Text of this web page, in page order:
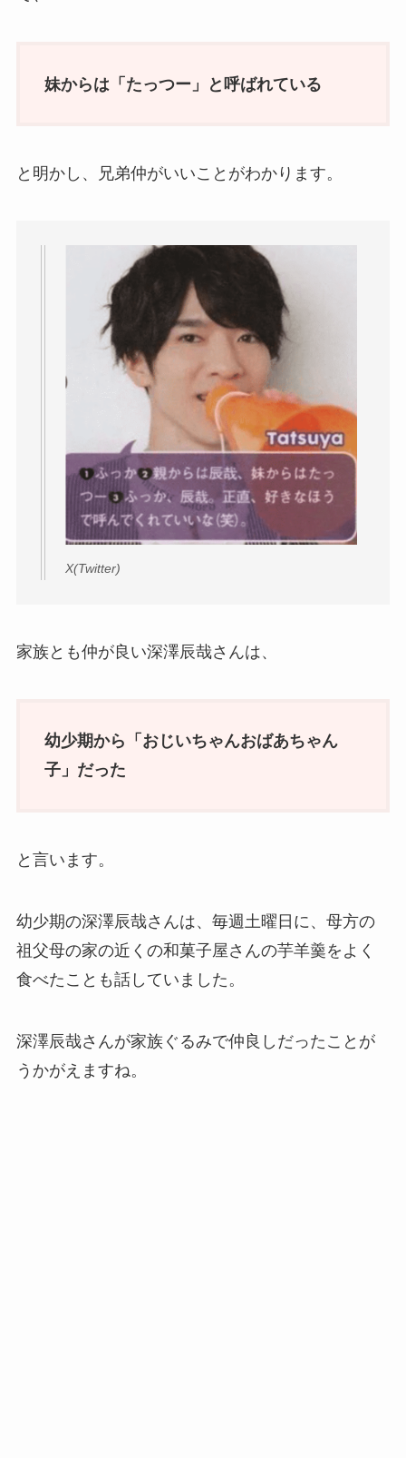
妹からは「たっつー」と呼ばれている
と明かし、兄弟仲がいいことがわかります。
X(Twitter)
家族とも仲が良い深澤辰哉さんは、
幼少期から「おじいちゃんおばあちゃん
子」だった
と言います。
幼少期の深澤辰哉さんは、毎週土曜日に、母方の
祖父母の家の近くの和菓子屋さんの芋羊羹をよく
食べたことも話していました。
深澤辰哉さんが家族ぐるみで仲良しだったことが
うかがえますね。